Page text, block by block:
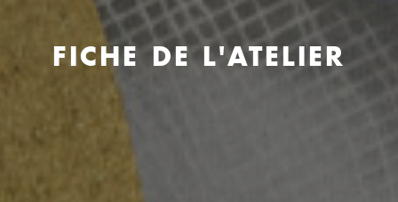
FICHE DE L'ATELIER